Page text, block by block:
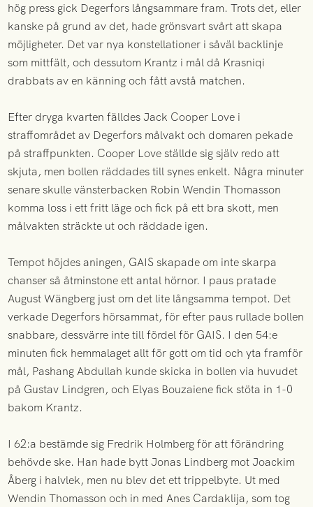
hög press gick Degerfors långsammare fram. Trots det, eller
kanske på grund av det, hade grönsvart svårt att skapa
möjligheter. Det var nya konstellationer i såväl backlinje
som mittfält, och dessutom Krantz i mål då Krasniqi
drabbats av en känning och fått avstå matchen.
Efter dryga kvarten fälldes Jack Cooper Love i
straffområdet av Degerfors målvakt och domaren pekade
på straffpunkten. Cooper Love ställde sig själv redo att
skjuta, men bollen räddades till synes enkelt. Några minuter
senare skulle vänsterbacken Robin Wendin Thomasson
komma loss i ett fritt läge och fick på ett bra skott, men
målvakten sträckte ut och räddade igen.
Tempot höjdes aningen, GAIS skapade om inte skarpa
chanser så åtminstone ett antal hörnor. I paus pratade
August Wängberg just om det lite långsamma tempot. Det
verkade Degerfors hörsammat, för efter paus rullade bollen
snabbare, dessvärre inte till fördel för GAIS. I den 54:e
minuten fick hemmalaget allt för gott om tid och yta framför
mål, Pashang Abdullah kunde skicka in bollen via huvudet
på Gustav Lindgren, och Elyas Bouzaiene fick stöta in 1-0
bakom Krantz.
I 62:a bestämde sig Fredrik Holmberg för att förändring
behövde ske. Han hade bytt Jonas Lindberg mot Joackim
Åberg i halvlek, men nu blev det ett trippelbyte. Ut med
Wendin Thomasson och in med Anes Cardaklija, som tog